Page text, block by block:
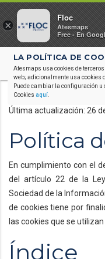
LA POLÍTICA DE
Atesmaps usa cookies de
web; adicionalmente usa cookies
Puede cambiar la configuración
Cookies aquí.

Última actualización: 26
Política
En cumplimiento con el
del artículo 22 de la
Sociedad de la
de cookies tiene por
las cookies que se
Índice
×
Floc
Atesmaps
Free - En